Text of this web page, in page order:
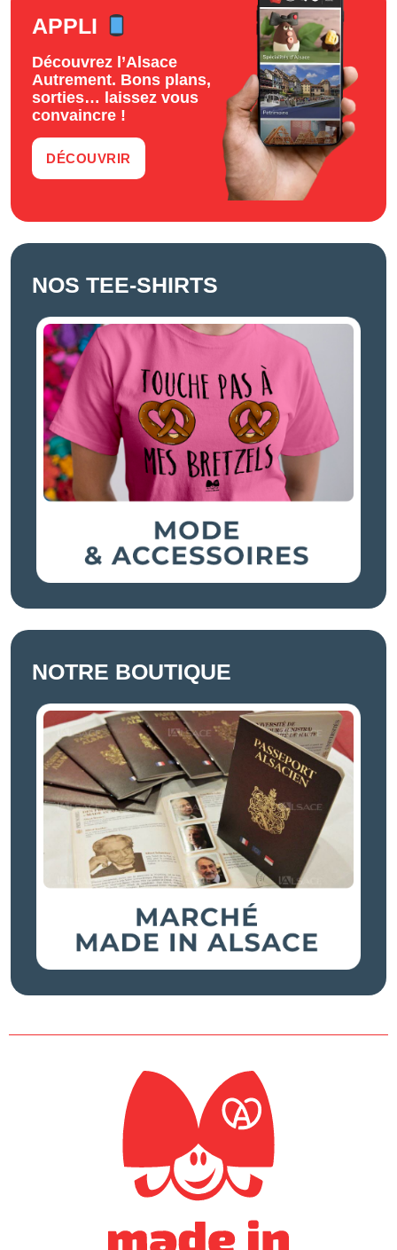
APPLI
Découvrez l’Alsace
Autrement. Bons plans,
sorties… laissez vous
convaincre !
DÉCOUVRIR
NOS TEE-SHIRTS
NOTRE BOUTIQUE